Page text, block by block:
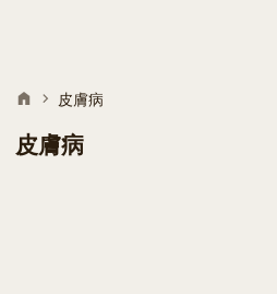
皮膚病
皮膚病